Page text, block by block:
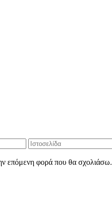
επόμενη φορά που θα σχολιάσω.